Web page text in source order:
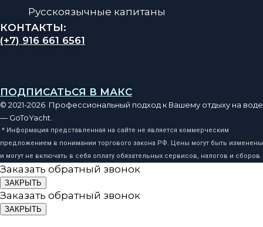
Русскоязычные капитаны
КОНТАКТЫ:
(+7) 916 661 6561
ПОДПИСАТЬСЯ В МАКС
© 2021-2026 Профессиональный подход к Вашему отдыху на воде
— GoToYacht.
* Информация представленная на сайте не является коммерческим
предложением в понимании торгового закона РФ. Цены могут быть изменены
и могут не включать в себя оплату обязательных сервисов, налогов и сборов.
Заказать обратный звонок
ЗАКРЫТЬ
Заказать обратный звонок
ЗАКРЫТЬ